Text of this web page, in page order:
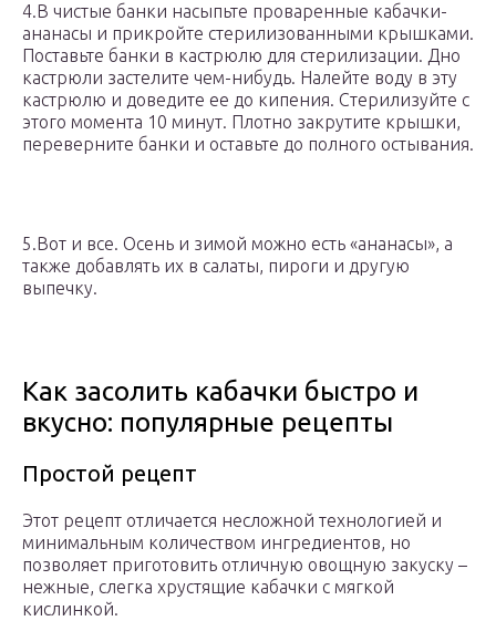
4.В чистые банки насыпьте проваренные кабачки-
ананасы и прикройте стерилизованными крышками.
Поставьте банки в кастрюлю для стерилизации. Дно
кастрюли застелите чем-нибудь. Налейте воду в эту
кастрюлю и доведите ее до кипения. Стерилизуйте с
этого момента 10 минут. Плотно закрутите крышки,
переверните банки и оставьте до полного остывания.
5.Вот и все. Осень и зимой можно есть «ананасы», а
также добавлять их в салаты, пироги и другую
выпечку.
Как засолить кабачки быстро и
вкусно: популярные рецепты
Простой рецепт
Этот рецепт отличается несложной технологией и
минимальным количеством ингредиентов, но
позволяет приготовить отличную овощную закуску –
нежные, слегка хрустящие кабачки с мягкой
кислинкой.